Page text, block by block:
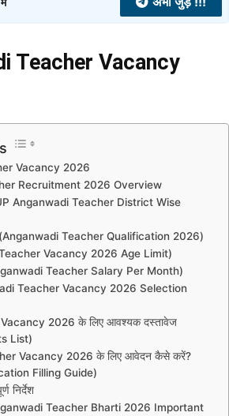
Teacher Vacancy
Vacancy 2026
Recruitment 2026 Overview
(UP Anganwadi Teacher District Wise
(Anganwadi Teacher Qualification 2026)
Vacancy 2026 Age Limit)
Teacher Salary Per Month)
Teacher Vacancy 2026 Selection
2026 के लिए आवश्यक दस्तावेज
List)
Vacancy 2026 के लिए आवेदन कैसे करें?
Filling Guide)
निर्देश
Teacher Bharti 2026 Important